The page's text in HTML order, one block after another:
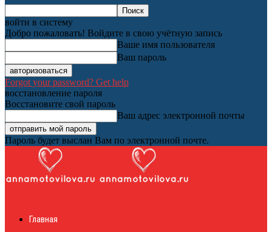
войти в систему
Добро пожаловать! Войдите в свою учётную запись
Ваше имя пользователя
Ваш пароль
Forgot your password? Get help
восстановление пароля
Восстановите свой пароль
Ваш адрес электронной почты
Пароль будет выслан Вам по электронной почте.
журналГлавная